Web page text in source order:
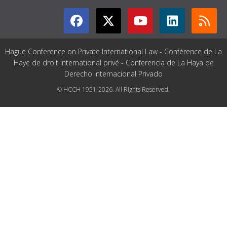
Hague Conference on Private International Law - Conférence de La
Haye de droit international privé - Conferencia de La Haya de
Derecho Internacional Privado
© HCCH 1951-2026. All Rights Reserved.